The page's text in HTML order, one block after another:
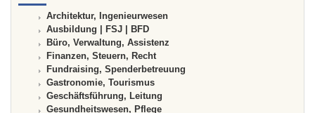
Architektur, Ingenieurwesen
Ausbildung | FSJ | BFD
Büro, Verwaltung, Assistenz
Finanzen, Steuern, Recht
Fundraising, Spenderbetreuung
Gastronomie, Tourismus
Geschäftsführung, Leitung
Gesundheitswesen, Pflege